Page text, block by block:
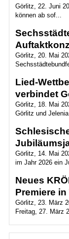
Görlitz, 22. Juni
können ab sof...
Görlitz, 20. Mai
Lied-
verbindet
Görlitz, 18. Mai
Görlitz und
Görlitz, 14. Mai
im Jahr 2026 ein
Neues
Premiere
Görlitz, 23. März
Freitag, 27. März